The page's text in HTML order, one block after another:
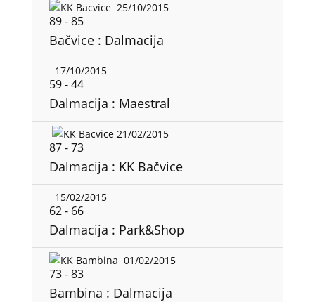
25/10/2015
89-85
Bačvice : Dalmacija
17/10/2015
59-44
Dalmacija : Maestral
21/02/2015
87-73
Dalmacija : KK Bačvice
15/02/2015
62- 66
Dalmacija : Park&Shop
01/02/2015
73-83
Bambina : Dalmacija